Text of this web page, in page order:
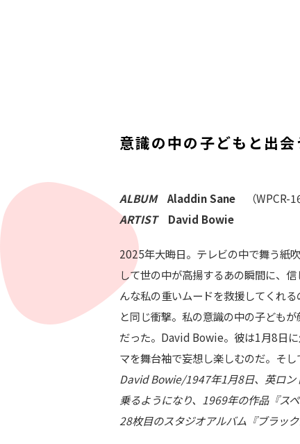
意識の中の子どもと出
ALBUMAladdin Sane （WPCR-
ARTISTDavid Bowie
2025年大晦日。テレビの中で舞う紙
して世の中が高揚するあの瞬間に、
んな私の重いムードを救援してくれ
と同じ衝撃。私の意識の中の子ども
だった。David Bowie。彼は1月8日
マを舞台袖で妄想し楽しむのだ。そ
David Bowie/1947年1月8日、英ロン
乗るようになり、1969年の作品『ス
28枚目のスタジオアルバム『ブラッ